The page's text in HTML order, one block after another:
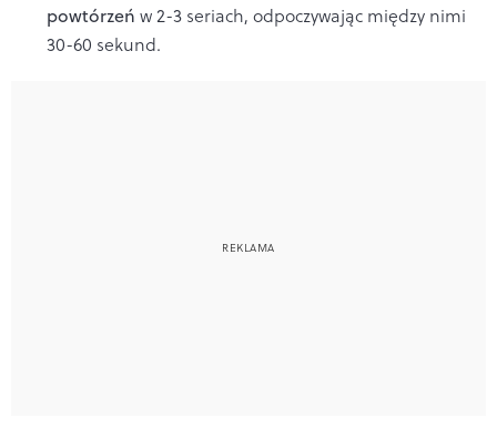
powtórzeń w 2-3 seriach, odpoczywając między nimi
30-60 sekund.